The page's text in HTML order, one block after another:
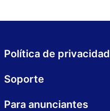
Política de privacidad
Soporte
Para anunciantes